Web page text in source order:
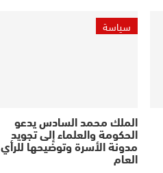
سياسة
الملك محمد السادس يدعو
الحكومة والعلماء إلى تجويد
مدونة الأسرة وتوضيحها للرأي
العام